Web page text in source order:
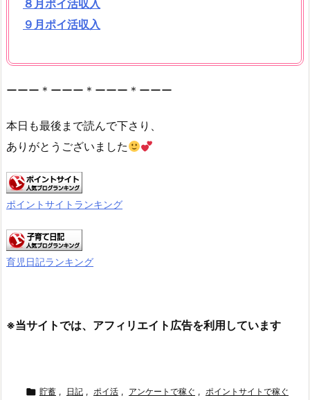
８月ポイ活収入
９月ポイ活収入
ーーー＊ーーー＊ーーー＊ーーー
本日も最後まで読んで下さり、
ありがとうございました
ポイントサイトランキング
育児日記ランキング
※当サイトでは、アフィリエイト広告を利用しています
 貯蓄 , 日記 , ポイ活 , アンケートで稼ぐ , ポイントサイトで稼ぐ